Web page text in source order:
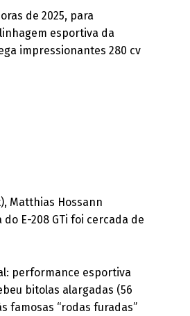
de 2025, para
esportiva da
impressionantes 280 cv
Matthias Hossann
E-208 GTi foi cercada de
performance esportiva
bitolas alargadas (56
famosas “rodas furadas”